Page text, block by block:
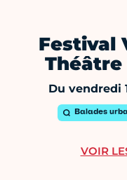
Festival
Théâtre
Du vendredi
Balades
VOIR